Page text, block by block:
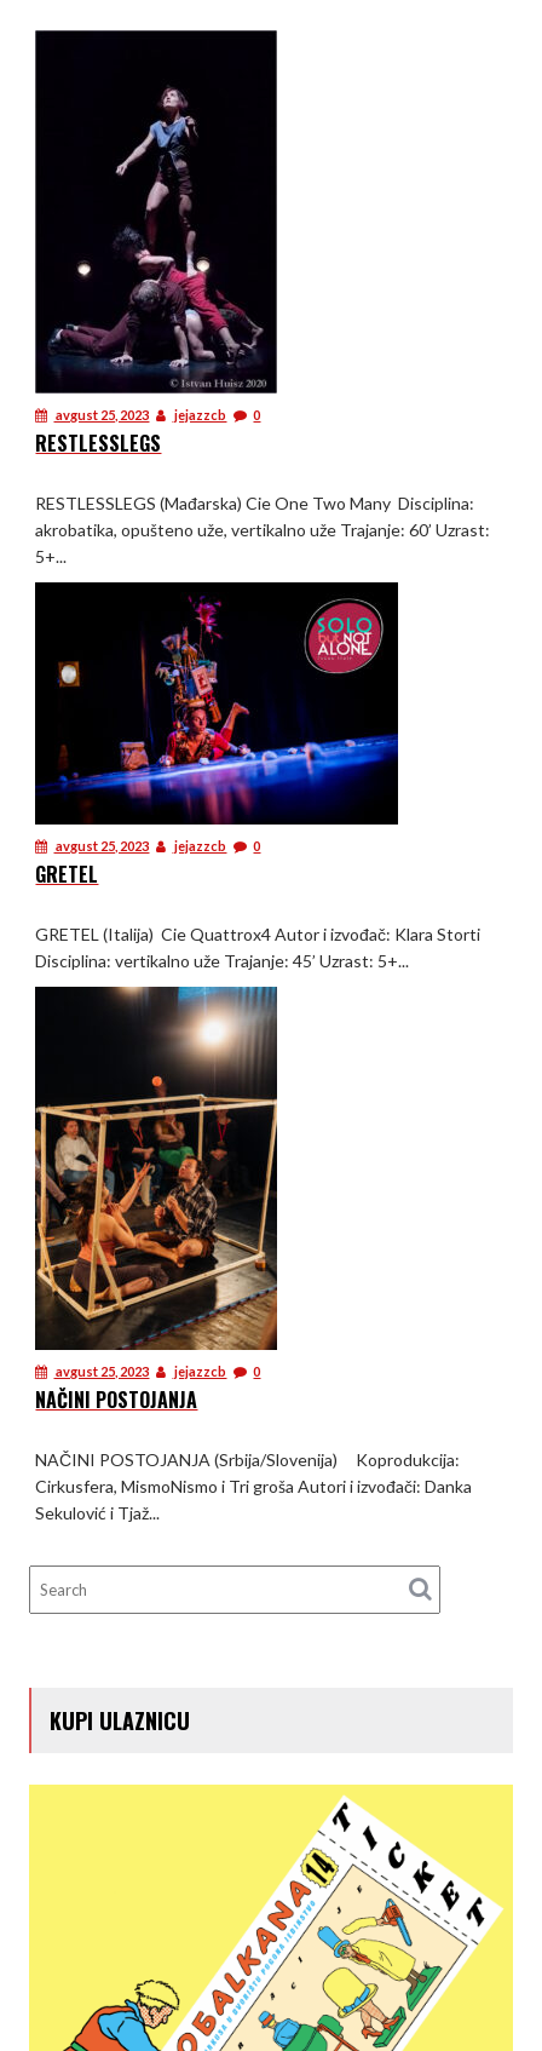
avgust 25, 2023 jejazzcb 0
RESTLESSLEGS
RESTLESSLEGS (Mađarska) Cie One Two Many Disciplina:
akrobatika, opušteno uže, vertikalno uže Trajanje: 60’ Uzrast:
5+...
avgust 25, 2023 jejazzcb 0
GRETEL
GRETEL (Italija) Cie Quattrox4 Autor i izvođač: Klara Storti
Disciplina: vertikalno uže Trajanje: 45’ Uzrast: 5+...
avgust 25, 2023 jejazzcb 0
NAČINI POSTOJANJA
NAČINI POSTOJANJA (Srbija/Slovenija) Koprodukcija:
Cirkusfera, MismoNismo i Tri groša Autori i izvođači: Danka
Sekulović i Tjaž...
KUPI ULAZNICU